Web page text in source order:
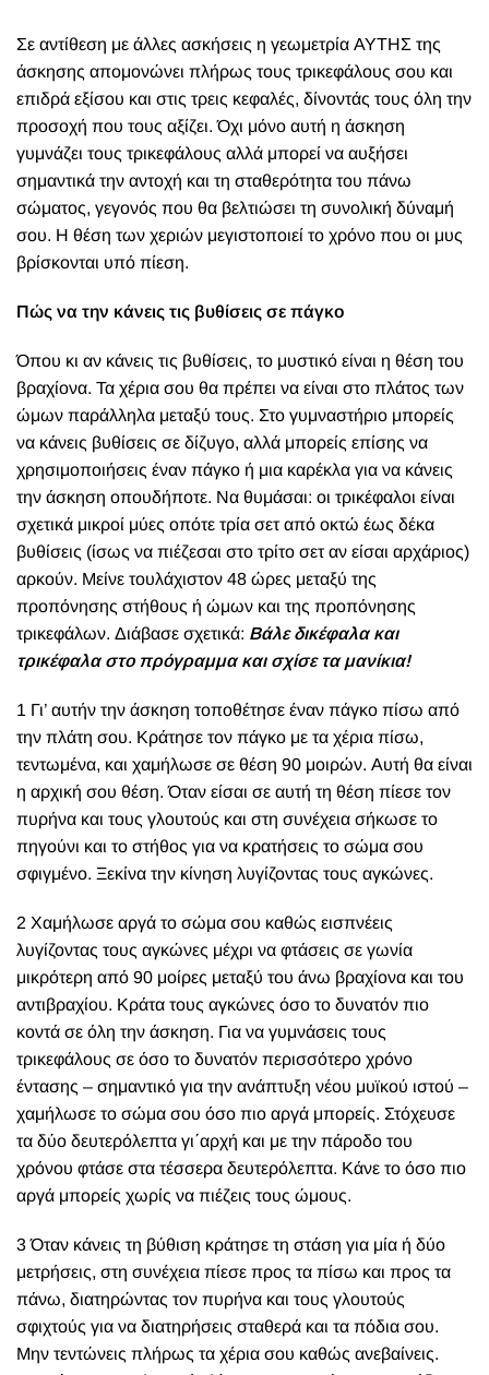
Σε αντίθεση με άλλες ασκήσεις η γεωμετρία ΑΥΤΗΣ της
άσκησης απομονώνει πλήρως τους τρικεφάλους σου και
επιδρά εξίσου και στις τρεις κεφαλές, δίνοντάς τους όλη την
προσοχή που τους αξίζει. Όχι μόνο αυτή η άσκηση
γυμνάζει τους τρικεφάλους αλλά μπορεί να αυξήσει
σημαντικά την αντοχή και τη σταθερότητα του πάνω
σώματος, γεγονός που θα βελτιώσει τη συνολική δύναμή
σου. Η θέση των χεριών μεγιστοποιεί το χρόνο που οι μυς
βρίσκονται υπό πίεση.
Πώς να την κάνεις τις βυθίσεις σε πάγκο
Όπου κι αν κάνεις τις βυθίσεις, το μυστικό είναι η θέση του
βραχίονα. Τα χέρια σου θα πρέπει να είναι στο πλάτος των
ώμων παράλληλα μεταξύ τους. Στο γυμναστήριο μπορείς
να κάνεις βυθίσεις σε δίζυγο, αλλά μπορείς επίσης να
χρησιμοποιήσεις έναν πάγκο ή μια καρέκλα για να κάνεις
την άσκηση οπουδήποτε. Να θυμάσαι: οι τρικέφαλοι είναι
σχετικά μικροί μύες οπότε τρία σετ από οκτώ έως δέκα
βυθίσεις (ίσως να πιέζεσαι στο τρίτο σετ αν είσαι αρχάριος)
αρκούν. Μείνε τουλάχιστον 48 ώρες μεταξύ της
προπόνησης στήθους ή ώμων και της προπόνησης
τρικεφάλων. Διάβασε σχετικά: Βάλε δικέφαλα και
τρικέφαλα στο πρόγραμμα και σχίσε τα μανίκια!
1 Γι’ αυτήν την άσκηση τοποθέτησε έναν πάγκο πίσω από
την πλάτη σου. Κράτησε τον πάγκο με τα χέρια πίσω,
τεντωμένα, και χαμήλωσε σε θέση 90 μοιρών. Αυτή θα είναι
η αρχική σου θέση. Όταν είσαι σε αυτή τη θέση πίεσε τον
πυρήνα και τους γλουτούς και στη συνέχεια σήκωσε το
πηγούνι και το στήθος για να κρατήσεις το σώμα σου
σφιγμένο. Ξεκίνα την κίνηση λυγίζοντας τους αγκώνες.
2 Χαμήλωσε αργά το σώμα σου καθώς εισπνέεις
λυγίζοντας τους αγκώνες μέχρι να φτάσεις σε γωνία
μικρότερη από 90 μοίρες μεταξύ του άνω βραχίονα και του
αντιβραχίου. Κράτα τους αγκώνες όσο το δυνατόν πιο
κοντά σε όλη την άσκηση. Για να γυμνάσεις τους
τρικεφάλους σε όσο το δυνατόν περισσότερο χρόνο
έντασης – σημαντικό για την ανάπτυξη νέου μυϊκού ιστού –
χαμήλωσε το σώμα σου όσο πιο αργά μπορείς. Στόχευσε
τα δύο δευτερόλεπτα γι΄αρχή και με την πάροδο του
χρόνου φτάσε στα τέσσερα δευτερόλεπτα. Κάνε το όσο πιο
αργά μπορείς χωρίς να πιέζεις τους ώμους.
3 Όταν κάνεις τη βύθιση κράτησε τη στάση για μία ή δύο
μετρήσεις, στη συνέχεια πίεσε προς τα πίσω και προς τα
πάνω, διατηρώντας τον πυρήνα και τους γλουτούς
σφιχτούς για να διατηρήσεις σταθερά και τα πόδια σου.
Μην τεντώνεις πλήρως τα χέρια σου καθώς ανεβαίνεις.